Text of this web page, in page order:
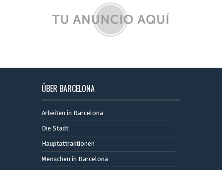
ÜBER BARCELONA
Arbeiten in Barcelona
Die Stadt
Hauptattraktionen
Menschen in Barcelona